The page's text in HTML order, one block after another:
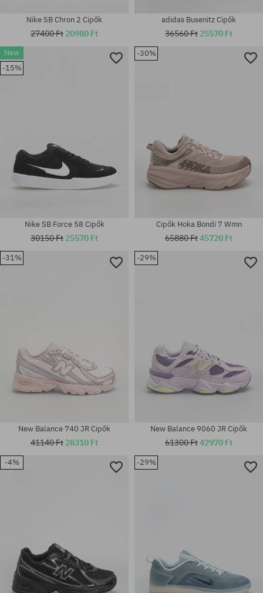
38; 38.5; 39; 40; 40.5; 41; 42;
42.5; 43; 44; 44.5; 45; 45.5; 46;
48.5
Elérhető méretek:
Elérhető méretek:
Nike SB Chron 2 Cipők
27400 Ft 20980 Ft
adidas Busenitz Cipők
36560 Ft 25570 Ft
New
-15%
Elérhető méretek:
36.5; 37.5; 38; 38.5; 39; 40;
Nike SB Force 58 Cipők
30150 Ft 25570 Ft
-30%
Cipők Hoka Bondi 7 Wmn
65880 Ft45720 Ft
-31%
New Balance 740 JR Cipők
41140 Ft 28310 Ft
-29%
New Balance 9060 JR Cipők
61300 Ft42970 Ft
-4% -29%